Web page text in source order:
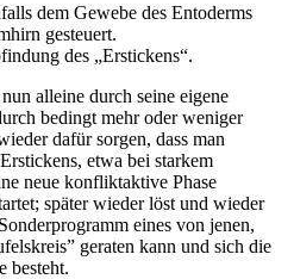
dem Gewebe des Entoderms
gesteuert.
des „Erstickens“.
alleine durch seine eigene
bedingt mehr oder weniger
dafür sorgen, dass man
etwa bei starkem
neue konfliktaktive Phase
später wieder löst und wieder
eines von jenen,
geraten kann und sich die
besteht.